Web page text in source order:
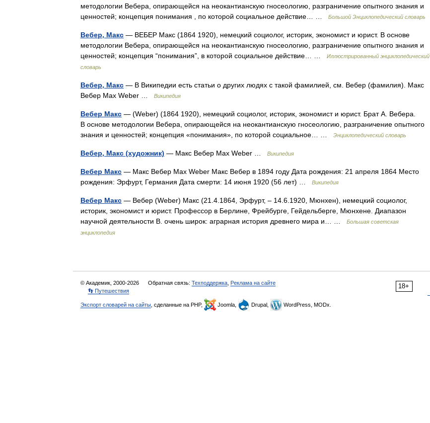
методологии Вебера, опирающейся на неокантианскую гносеологию, разграничение опытного знания и
ценностей; концепция понимания , по которой социальное действие… …
Большой Энциклопедический словарь
Вебер, Макс — ВЕБЕР Макс (1864 1920), немецкий социолог, историк, экономист и юрист. В основе
методологии Вебера, опирающейся на неокантианскую гносеологию, разграничение опытного знания и
ценностей; концепция “понимания”, в которой социальное действие… …
Иллюстрированный энциклопедический
словарь
Вебер, Макс — В Википедии есть статьи о других людях с такой фамилией, см. Вебер (фамилия). Макс
Вебер Max Weber …
Википедия
Вебер Макс — (Weber) (1864 1920), немецкий социолог, историк, экономист и юрист. Брат А. Вебера.
В основе методологии Вебера, опирающейся на неокантианскую гносеологию, разграничение опытного
знания и ценностей; концепция «понимания», по которой социальное… …
Энциклопедический словарь
Вебер, Макс (художник) — Макс Вебер Max Weber … Википедия
Вебер Макс — Макс Вебер Max Weber Макс Вебер в 1894 году Дата рождения: 21 апреля 1864 Место
рождения: Эрфурт, Германия Дата смерти: 14 июня 1920 (56 лет) …
Википедия
Вебер Макс — Вебер (Weber) Макс (21.4.1864, Эрфурт, ‒ 14.6.1920, Мюнхен), немецкий социолог,
историк, экономист и юрист. Профессор в Берлине, Фрейбурге, Гейдельберге, Мюнхене. Диапазон
научной деятельности В. очень широк: аграрная история древнего мира и… …
Большая советская
энциклопедия
18+
© Академик, 2000-2026 Обратная связь: Техподдержка Реклама на сайте
👣 Путешествия
Экспорт словарей на сайты , сделанные на PHP, Joomla, Drupal, WordPress, MODx.